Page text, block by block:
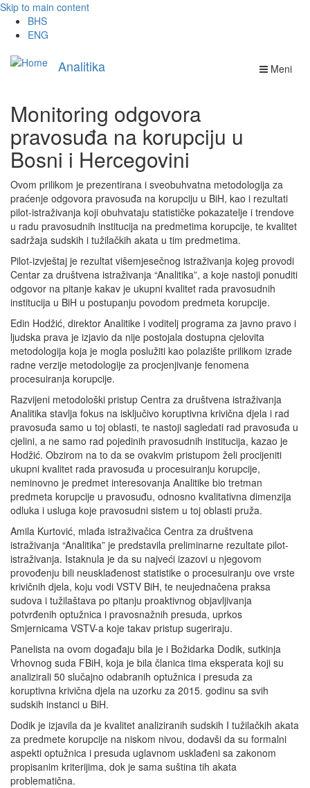
Skip to main content
BHS
ENG
Analitika Meni
Monitoring odgovora
pravosuđa na korupciju u
Bosni i Hercegovini
Ovom prilikom je prezentirana i sveobuhvatna metodologija za
praćenje odgovora pravosuđa na korupciju u BiH, kao i rezultati
pilot-istraživanja koji obuhvataju statističke pokazatelje i trendove
u radu pravosudnih institucija na predmetima korupcije, te kvalitet
sadržaja sudskih i tužilačkih akata u tim predmetima.
Pilot-izvještaj je rezultat višemjesečnog istraživanja kojeg provodi
Centar za društvena istraživanja “Analitika”, a koje nastoji ponuditi
odgovor na pitanje kakav je ukupni kvalitet rada pravosudnih
institucija u BiH u postupanju povodom predmeta korupcije.
Edin Hodžić, direktor Analitike i voditelj programa za javno pravo i
ljudska prava je izjavio da nije postojala dostupna cjelovita
metodologija koja je mogla poslužiti kao polazište prilikom izrade
radne verzije metodologije za procjenjivanje fenomena
procesuiranja korupcije.
Razvijeni metodološki pristup Centra za društvena istraživanja
Analitika stavlja fokus na isključivo koruptivna krivična djela i rad
pravosuđa samo u toj oblasti, te nastoji sagledati rad pravosuđa u
cjelini, a ne samo rad pojedinih pravosudnih institucija, kazao je
Hodžić. Obzirom na to da se ovakvim pristupom želi procijeniti
ukupni kvalitet rada pravosuđa u procesuiranju korupcije,
neminovno je predmet interesovanja Analitike bio tretman
predmeta korupcije u pravosuđu, odnosno kvalitativna dimenzija
odluka i usluga koje pravosudni sistem u toj oblasti pruža.
Amila Kurtović, mlađa istraživačica Centra za društvena
istraživanja “Analitika” je predstavila preliminarne rezultate pilot-
istraživanja. Istaknula je da su najveći izazovi u njegovom
provođenju bili neusklađenost statistike o procesuiranju ove vrste
krivičnih djela, koju vodi VSTV BiH, te neujednačena praksa
sudova i tužilaštava po pitanju proaktivnog objavljivanja
potvrđenih optužnica i pravosnažnih presuda, uprkos
Smjernicama VSTV-a koje takav pristup sugeriraju.
Panelista na ovom događaju bila je i Božidarka Dodik, sutkinja
Vrhovnog suda FBiH, koja je bila članica tima eksperata koji su
analizirali 50 slučajno odabranih optužnica i presuda za
koruptivna krivična djela na uzorku za 2015. godinu sa svih
sudskih instanci u BiH.
Dodik je izjavila da je kvalitet analiziranih sudskih I tužilačkih akata
za predmete korupcije na niskom nivou, dodavši da su formalni
aspekti optužnica i presuda uglavnom usklađeni sa zakonom
propisanim kriterijima, dok je sama suština tih akata
problematična.